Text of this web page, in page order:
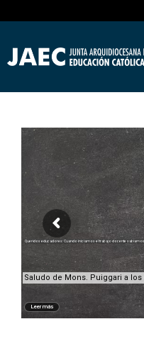
Saludo de Mons. Puiggari a
Leer más
Queridos educadores: Cuando iniciamos el trabajo docente